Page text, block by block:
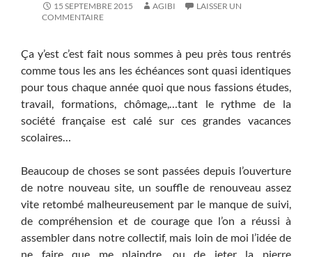
15 SEPTEMBRE 2015 AGIBI
LAISSER UN
COMMENTAIRE
Ça y’est c’est fait nous sommes à peu près tous rentrés
comme tous les ans les échéances sont quasi identiques
pour tous chaque année quoi que nous fassions études,
travail, formations, chômage,…tant le rythme de la
société française est calé sur ces grandes vacances
scolaires…
Beaucoup de choses se sont passées depuis l’ouverture
de notre nouveau site, un souffle de renouveau assez
vite retombé malheureusement par le manque de suivi,
de compréhension et de courage que l’on a réussi à
assembler dans notre collectif, mais loin de moi l’idée de
ne faire que me plaindre, ou de jeter la pierre